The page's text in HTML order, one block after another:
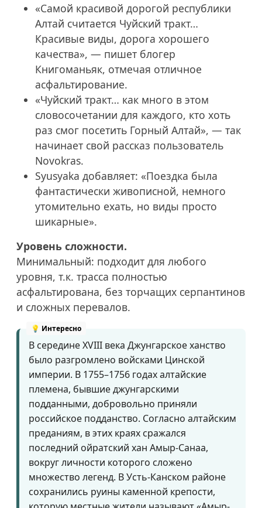
«Самой красивой дорогой республики
Алтай считается Чуйский тракт…
Красивые виды, дорога хорошего
качества», — пишет блогер
Книгоманьяк, отмечая отличное
асфальтирование.
«Чуйский тракт… как много в этом
словосочетании для каждого, кто хоть
раз смог посетить Горный Алтай», — так
начинает свой рассказ пользователь
Novokras.
Syusyaka добавляет: «Поездка была
фантастически живописной, немного
утомительно ехать, но виды просто
шикарные».
Уровень сложности.
Минимальный: подходит для любого
уровня, т.к. трасса полностью
асфальтирована, без торчащих серпантинов
и сложных перевалов.
В середине XVIII века Джунгарское ханство
было разгромлено войсками Цинской
империи. В 1755–1756 годах алтайские
племена, бывшие джунгарскими
подданными, добровольно приняли
российское подданство. Согласно алтайским
преданиям, в этих краях сражался
последний ойратский хан Амыр-Санаа,
вокруг личности которого сложено
множество легенд. В Усть-Канском районе
сохранились руины каменной крепости,